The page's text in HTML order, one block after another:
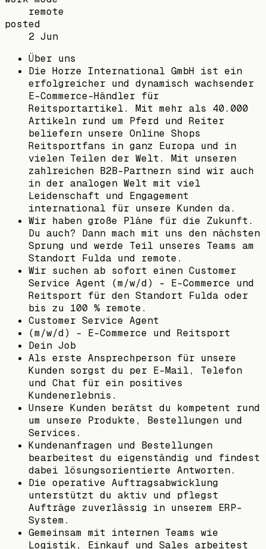
remote
posted
2 Jun
Über uns
Die Horze International GmbH ist ein
erfolgreicher und dynamisch wachsender
E-Commerce-Händler für
Reitsportartikel. Mit mehr als 40.000
Artikeln rund um Pferd und Reiter
beliefern unsere Online Shops
Reitsportfans in ganz Europa und in
vielen Teilen der Welt. Mit unseren
zahlreichen B2B-Partnern sind wir auch
in der analogen Welt mit viel
Leidenschaft und Engagement
international für unsere Kunden da.
Wir haben große Pläne für die Zukunft.
Du auch? Dann mach mit uns den nächsten
Sprung und werde Teil unseres Teams am
Standort Fulda und remote.
Wir suchen ab sofort einen Customer
Service Agent (m/w/d) – E-Commerce und
Reitsport für den Standort Fulda oder
bis zu 100 % remote.
Customer Service Agent
(m/w/d) – E-Commerce und Reitsport
Dein Job
Als erste Ansprechperson für unsere
Kunden sorgst du per E-Mail, Telefon
und Chat für ein positives
Kundenerlebnis.
Unsere Kunden berätst du kompetent rund
um unsere Produkte, Bestellungen und
Services.
Kundenanfragen und Bestellungen
bearbeitest du eigenständig und findest
dabei lösungsorientierte Antworten.
Die operative Auftragsabwicklung
unterstützt du aktiv und pflegst
Aufträge zuverlässig in unserem ERP-
System.
Gemeinsam mit internen Teams wie
Logistik, Einkauf und Sales arbeitest